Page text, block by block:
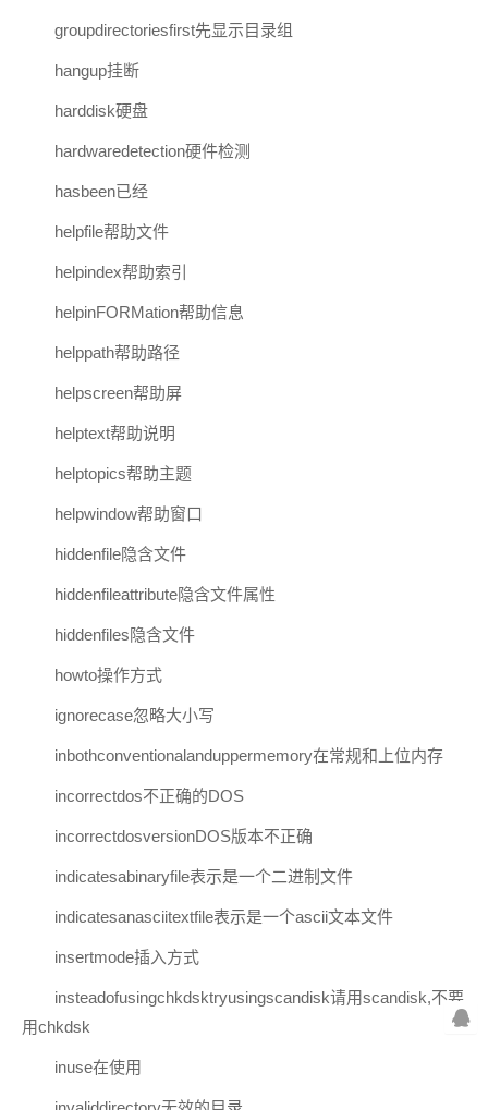
groupdirectoriesfirst先显示目录组
hangup挂断
harddisk硬盘
hardwaredetection硬件检测
hasbeen已经
helpfile帮助文件
helpindex帮助索引
helpinFORMation帮助信息
helppath帮助路径
helpscreen帮助屏
helptext帮助说明
helptopics帮助主题
helpwindow帮助窗口
hiddenfile隐含文件
hiddenfileattribute隐含文件属性
hiddenfiles隐含文件
howto操作方式
ignorecase忽略大小写
inbothconventionalanduppermemory在常规和上位内存
incorrectdos不正确的DOS
incorrectdosversionDOS版本不正确
indicatesabinaryfile表示是一个二进制文件
indicatesanasciitextfile表示是一个ascii文本文件
insertmode插入方式
insteadofusingchkdsktryusingscandisk请用scandisk,不要
用chkdsk
inuse在使用